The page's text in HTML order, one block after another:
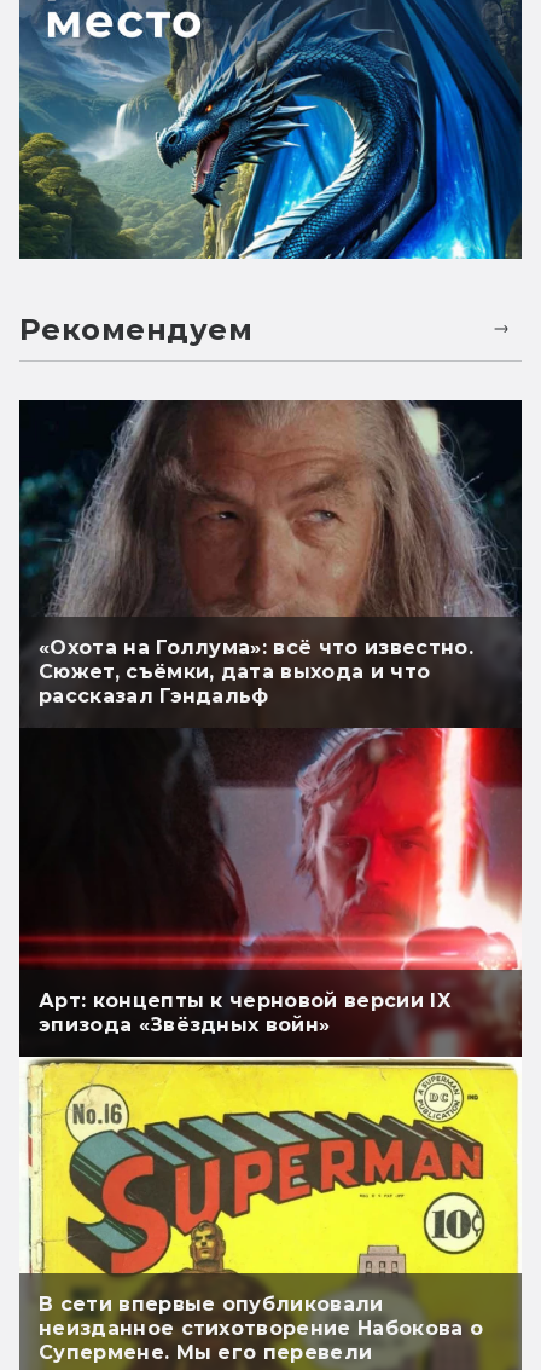
Рекомендуем
«Охота на Голлума»: всё что известно.
Сюжет, съёмки, дата выхода и что
рассказал Гэндальф
Арт: концепты к черновой версии IX
эпизода «Звёздных войн»
В сети впервые опубликовали
неизданное стихотворение Набокова о
Супермене. Мы его перевели